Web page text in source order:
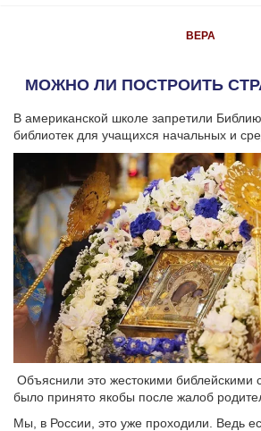
ВЕРА
МОЖНО ЛИ ПОСТРОИТЬ
В американской школе запретили
библиотек для учащихся начальных и
Объяснили это жестокими
было принято якобы после жалоб
Мы, в России, это уже проходили. Ведь